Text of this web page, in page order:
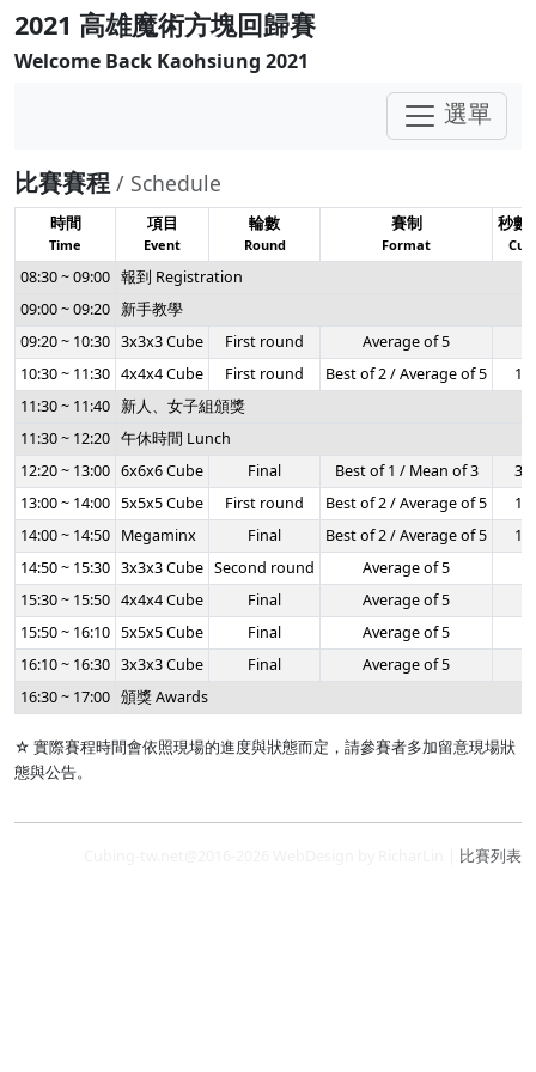
2021 高雄魔術方塊回歸賽
Welcome Back Kaohsiung 2021
選單
比賽賽程 / Schedule
時間
Time
項目
Event
輪數
Round
賽制
Format
秒數
08:30 ~ 09:00 報到 Registration
09:00 ~ 09:20 新手教學
09:20 ~ 10:30 3x3x3 Cube First round Average of 5
10:30 ~ 11:30 4x4x4 Cube First round Best of 2 / Average of 5
11:30 ~ 11:40 新人、女子組頒獎
11:30 ~ 12:20 午休時間 Lunch
12:20 ~ 13:00 6x6x6 Cube Final Best of 1 / Mean of 3
13:00 ~ 14:00 5x5x5 Cube First round Best of 2 / Average of 5
14:00 ~ 14:50 Megaminx Final Best of 2 / Average of 5
14:50 ~ 15:30 3x3x3 Cube Second round Average of 5
15:30 ~ 15:50 4x4x4 Cube Final Average of 5
15:50 ~ 16:10 5x5x5 Cube Final Average of 5
16:10 ~ 16:30 3x3x3 Cube Final Average of 5
16:30 ~ 17:00 頒獎 Awards
☆ 實際賽程時間會依照現場的進度與狀態而定，請參賽者多加留意現場狀
態與公告。
比賽列表